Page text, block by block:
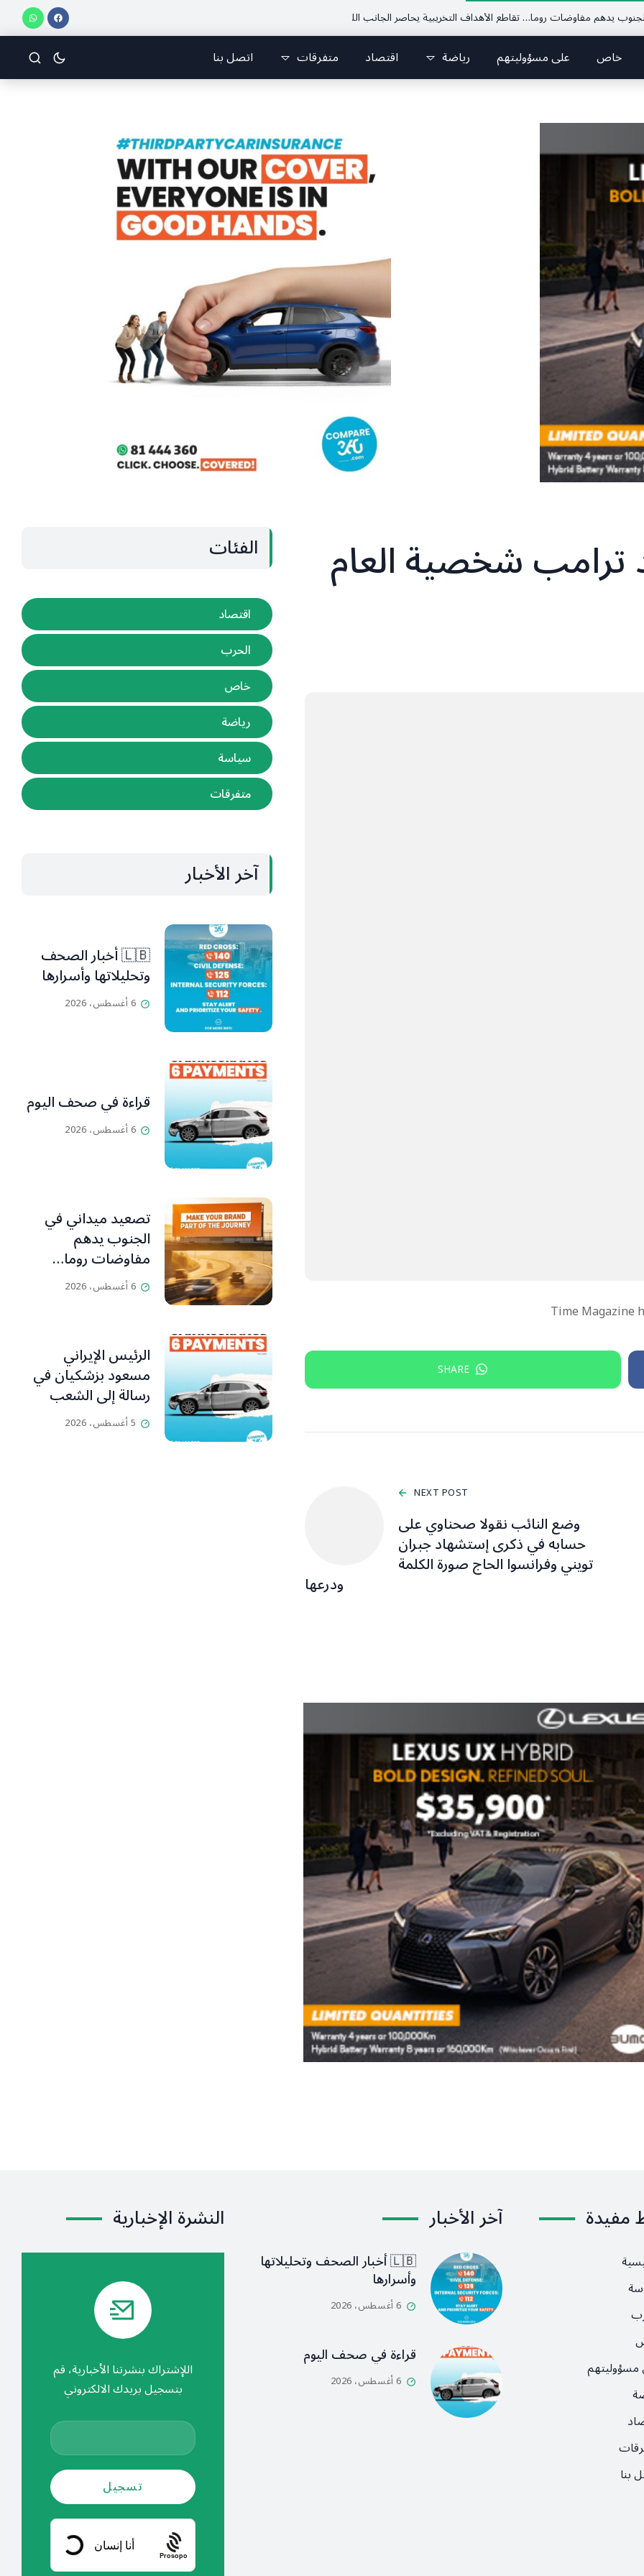
مفاوضات روما… تقاطع الأهداف التخريبية يحاصر الجانب اللبناني الرئيس الإيراني مسعود بزشكيان في رسالة إلى الشعب الإيراني:كل جهود العدو تتركز على
خاص على مسؤوليتهم رياضة اقتصاد متفرقات اتصل بنا
ترامب شخصية العام
Time Magazine
SHARE
NEXT POST
وضع النائب نقولا صحناوي على
حسابه في ذكرى إستشهاد جبران
تويني وفرانسوا الحاج صورة الكلمة
ودرعها
الفئات
اقتصاد
الحرب
خاص
رياضة
سياسة
متفرقات
آخر الأخبار
🇱🇧 أخبار الصحف
وتحليلاتها وأسرارها
6 أغسطس، 2026
قراءة في صحف اليوم
6 أغسطس، 2026
تصعيد ميداني في
الجنوب يدهم
مفاوضات روما…
تقاطع الأهداف
التخريبية يحاصر
6 أغسطس، 2026
الرئيس الإيراني
مسعود بزشكيان في
رسالة إلى الشعب
الإيراني:كل جهود
العدو تتركز على إيجاد
5 أغسطس، 2026
مفيدة
بنا
آخر الأخبار
🇱🇧 أخبار الصحف وتحليلاتها
وأسرارها
6 أغسطس، 2026
قراءة في صحف اليوم
6 أغسطس، 2026
النشرة الإخبارية
اللإشتراك بنشرتنا الأخبارية، قم
بتسجيل بريدك الالكتروني
Prosopo